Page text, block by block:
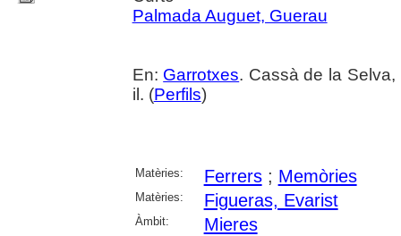
Palmada Auguet, Guerau
En: Garrotxes. Cassà de la Selva,
il. (Perfils)
Matèries: Ferrers; Memòries
Matèries: Figueras, Evarist
Àmbit: Mieres